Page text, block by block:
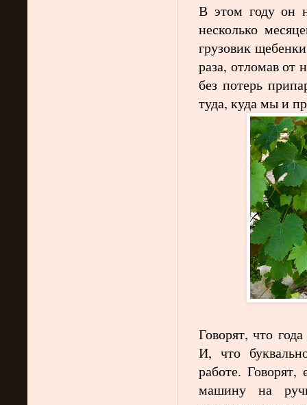
В этом году он
несколько
грузовик
раза, отломав от
без потерь
туда, куда мы и
Говорят, что
И, что
работе.
машину на